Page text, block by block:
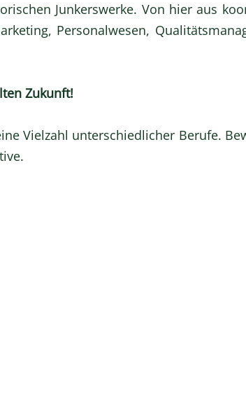
Junkerswerke. Von hier aus
Personalwesen,
Zukunft!
Vielzahl unterschiedlicher Berufe.